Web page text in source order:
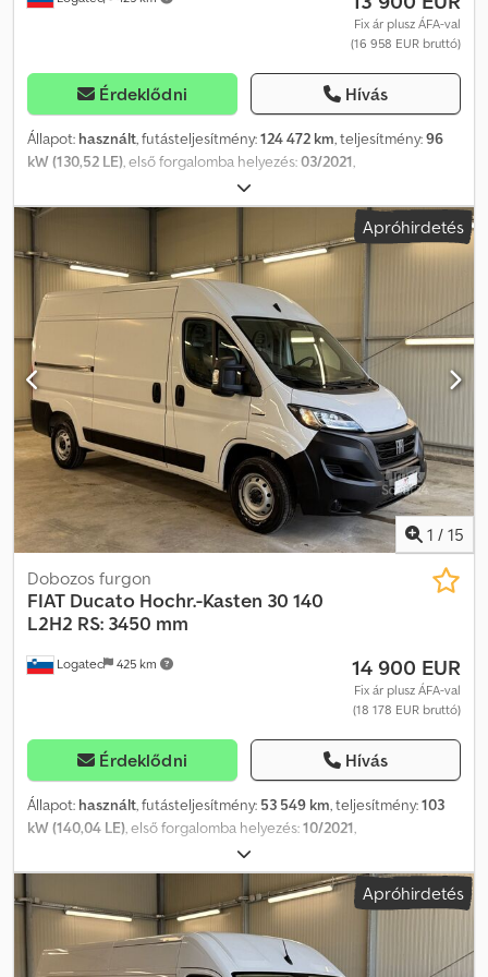
Fix ár plusz ÁFA-val
(16 958 EUR bruttó)
Érdeklődni Hívás
Állapot: használt, futásteljesítmény:124 472 km, teljesítmény:96
kW (130,52 LE), első forgalomba helyezés:03/2021,
, össztömeg:
mechanikai, kibocsátási osztály:Euro 6, ülések száma:3, rakodótér
, rakodótér szélesség:
2 150 mm
2 150 mm, Felszereltség:
központi zár,
légkondicionálás, EXPORT TÁBLÁK 1 ÓRÁN BELÜL KÉSZÜLNEK!
FIAT DUCATO 2.3 MJT 130 LE EURO6 Csdpfxezru S Aj Agxsrf 1
TULAJDONOS, 2 KULCS RAKTER: 4250 x 2160 x 2150 mm
ŰRTARTALOM: 20 m³ RAKTERHELÉS: 780 kg A járművet
nemrégiben szervizeltük és átvizsgáltuk. Hátsó emelőkapacitás:
350 kg, összecsukható. A rakter karosszériáján kisebb felületi
sérülések és ragasztómaradványok találhatók (eltávolítható).
Lehetőség van a zárt rakter helyett nyitott rakteret felszerelni.
Apróhirdetés
1 / 15
Logatec 425 km
Dobozos furgon
FIAT Ducato Hochr.-Kasten 30 140
L2H2 RS: 3450 mm
14 900 EUR
Fix ár plusz ÁFA-val
(18 178 EUR bruttó)
Érdeklődni Hívás
Állapot: használt, futásteljesítmény: 53 549 km, teljesítmény:103
kW (140,04 LE), első forgalomba helyezés:10/2021,
, össztömeg:
hajtástípus:mechanikai, kibocsátási osztály:Euro 6, ülések száma:
3, rakodótér térfogata: , raktér hossza:3 100 mm, rakodótér
szélesség:1 870 mm, raktérmagasság:1 940 mm
Felszereltség:ABS, elektronikus stabilitásprogram (ESP),
koromszűrő, központi zár, légkondicionálás , EXPORT
Apróhirdetés